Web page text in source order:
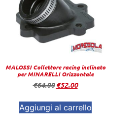
MALOSSI Collettore racing inclinato
per MINARELLI Orizzontale
€64.00 €52.00
Aggiungi al carrello